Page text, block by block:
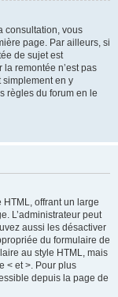
consultation, vous
page. Par ailleurs, si
de sujet est
remontée n’est pas
simplement en y
règles du forum en le
offrant un large
L’administrateur peut
aussi les désactiver
du formulaire de
au style HTML, mais
< et >. Pour plus
depuis la page de